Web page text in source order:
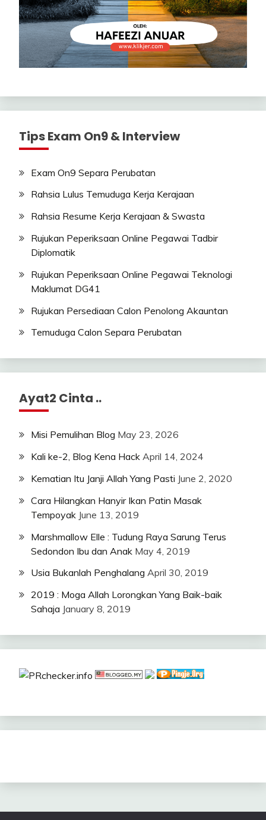
Tips Exam On9 & Interview
Exam On9 Separa Perubatan
Rahsia Lulus Temuduga Kerja Kerajaan
Rahsia Resume Kerja Kerajaan & Swasta
Rujukan Peperiksaan Online Pegawai Tadbir
Diplomatik
Rujukan Peperiksaan Online Pegawai Teknologi
Maklumat DG41
Rujukan Persediaan Calon Penolong Akauntan
Temuduga Calon Separa Perubatan
Ayat2 Cinta ..
Misi Pemulihan Blog May 23, 2026
Kali ke-2, Blog Kena Hack April 14, 2024
Kematian Itu Janji Allah Yang Pasti June 2, 2020
Cara Hilangkan Hanyir Ikan Patin Masak
Tempoyak June 13, 2019
Marshmallow Elle : Tudung Raya Sarung Terus
Sedondon Ibu dan Anak May 4, 2019
Usia Bukanlah Penghalang April 30, 2019
2019 : Moga Allah Lorongkan Yang Baik-baik
Sahaja January 8, 2019